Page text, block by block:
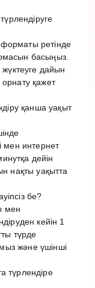
ретінде
басыңыз.
жүктеуге дайын
қажет
қанша уақыт
мен интернет
дейін
нақты уақытта
бе?
мен
кейін 1
түрде
және үшінші
түрлендіре